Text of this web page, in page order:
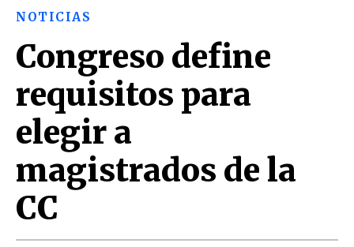
NOTICIAS
Congreso define
requisitos para
elegir a
magistrados de la
CC